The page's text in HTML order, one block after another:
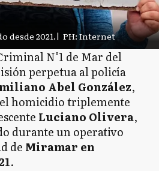
desde 2021.| PH: Internet
N°1 de Mar del
perpetua al policía
Abel González,
homicidio triplemente
Luciano Olivera,
durante un operativo
de Miramar en
.